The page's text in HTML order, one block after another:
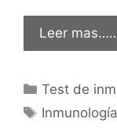
Leer
Categorías
Test de
Etiquetas
Inmunología